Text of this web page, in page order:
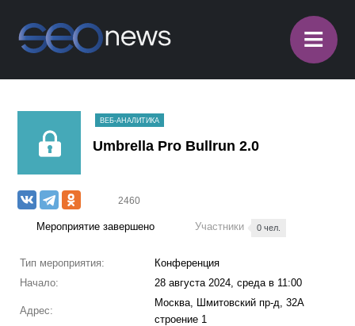
≡
ВЕБ-АНАЛИТИКА
Umbrella Pro Bullrun 2.0
2460
Мероприятие завершено Участники 0 чел.
Тип мероприятия:
Конференция
Начало:
28 августа 2024, среда в 11:00
Адрес:
Москва, Шмитовский пр-д, 32А
строение 1